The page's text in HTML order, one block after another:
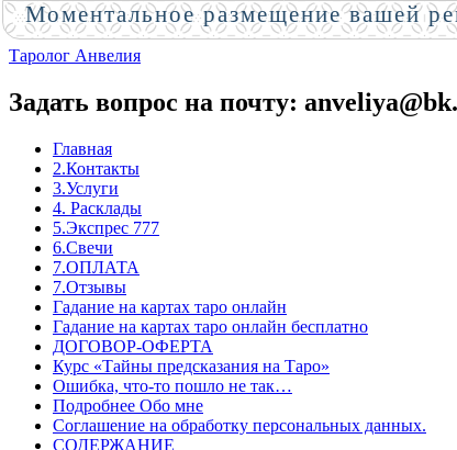
Таролог Анвелия
Задать вопрос на почту:
Главная
2.Контакты
3.Услуги
4. Расклады
5.Экспрес 777
6.Свечи
7.ОПЛАТА
7.Отзывы
Гадание на картах таро онлайн
Гадание на картах таро онлайн бесплатно
ДОГОВОР-ОФЕРТА
Курс «Тайны предсказания на Таро»
Ошибка, что-то пошло не так…
Подробнее Обо мне
Соглашение на обработку персональных данных.
СОДЕРЖАНИЕ
Моментальное размещение вашей